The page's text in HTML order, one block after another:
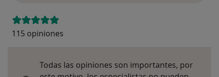
115 opiniones
Todas las opiniones son importantes, por